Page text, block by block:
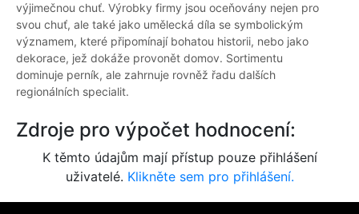
výjimečnou chuť. Výrobky firmy jsou oceňovány nejen pro
svou chuť, ale také jako umělecká díla se symbolickým
významem, které připomínají bohatou historii, nebo jako
dekorace, jež dokáže provonět domov. Sortimentu
dominuje perník, ale zahrnuje rovněž řadu dalších
regionálních specialit.
Zdroje pro výpočet hodnocení:
K těmto údajům mají přístup pouze přihlášení
uživatelé. Klikněte sem pro přihlášení.